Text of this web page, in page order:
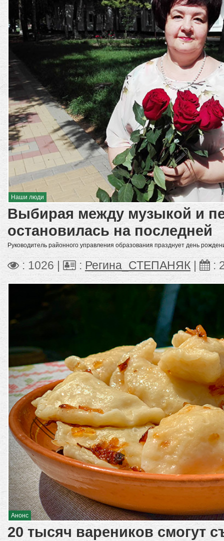
Наши люди
Выбирая между музыкой и
остановилась на последней
Руководитель районного управления образования празднует день
: 1026 | : Регина_СТЕПАНЯК| :
Анонс
20 тысяч вареников смогут